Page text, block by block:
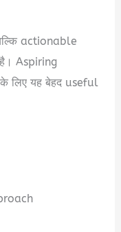
actionable
Aspiring
लिए यह बेहद useful